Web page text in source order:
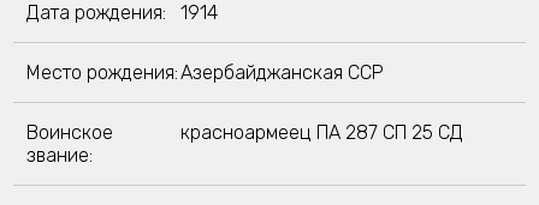
Дата рождения: 1914
Место рождения:Азербайджанская ССР
Воинское
звание:
красноармеец ПА 287 СП 25 СД